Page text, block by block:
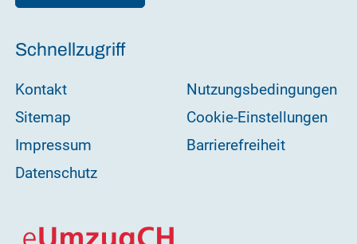
Schnellzugriff
Kontakt
Sitemap
Impressum
Datenschutz
Nutzungsbedingungen
Cookie-Einstellungen
Barrierefreiheit